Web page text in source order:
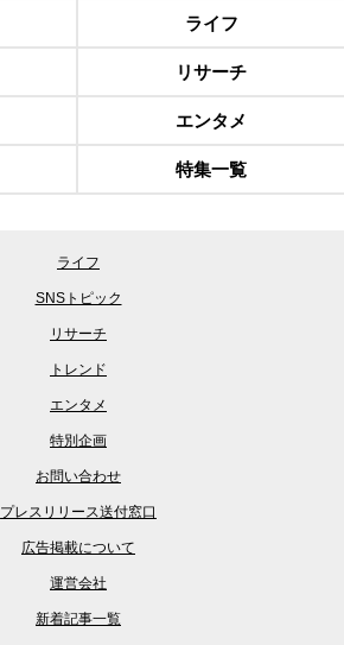
ライフ
リサーチ
エンタメ
特集一覧
ライフ
SNSトピック
リサーチ
トレンド
エンタメ
特別企画
お問い合わせ
プレスリリース送付窓口
広告掲載について
運営会社
新着記事一覧